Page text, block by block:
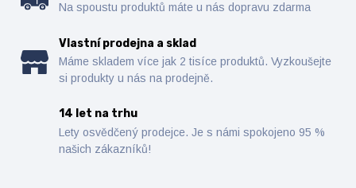
Na spoustu produktů máte u nás dopravu zdarma
Vlastní prodejna a sklad
Máme skladem více jak 2 tisíce produktů. Vyzkoušejte
si produkty u nás na prodejně.
14 let na trhu
Lety osvědčený prodejce. Je s námi spokojeno 95 %
našich zákazníků!